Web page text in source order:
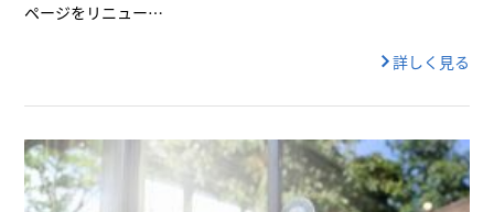
ページをリニュー…
詳しく見る